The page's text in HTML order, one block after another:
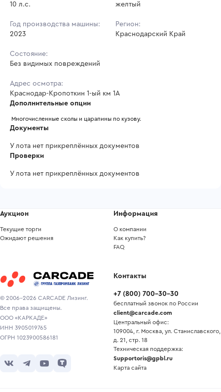
10 л.с.
желтый
Год производства машины:
2023
Регион:
Краснодарский Край
Состояние:
Без видимых повреждений
Адрес осмотра:
Краснодар-Кропоткин 1-ый км 1А
Дополнительные опции
Многочисленные сколы и царапины по кузову.
Документы
У лота нет прикреплённых документов
Проверки
У лота нет прикреплённых документов
© 2006-2026 CARCADE Лизинг.
Все права защищены.
ООО «КАРКАДЕ»
ИНН 3905019765
ОГРН 1023900586181
Аукцион
Текущие торги
Ожидают решения
Информация
О компании
Как купить?
FAQ
Контакты
+7 (800) 700-30-30
бесплатный звонок по России
client@carcade.com
Центральный офис:
109004, г. Москва, ул. Станиславского,
д. 21, стр. 18
Техническая поддержка:
Supportoris@gpbl.ru
Карта сайта